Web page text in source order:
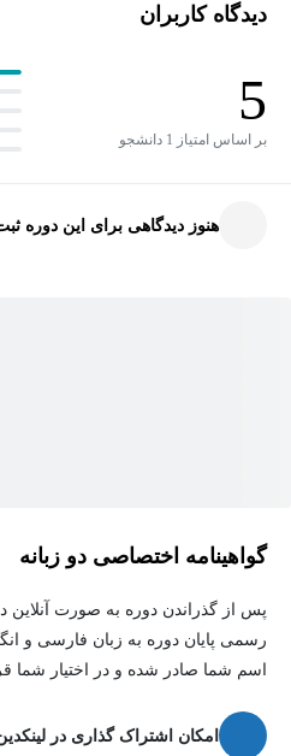
آن می‌تواند نتیجه‌ای بدتر از عدم
علاوه بر این، به منظور اطمینان
خواهید گرفت. پس از اتمام دوره،
دیدگاه کاربران
5
بر اساس امتیاز 1 دانشجو
هنوز دیدگاهی برای این دوره
گواهینامه اختصاصی دو زبانه
پس از گذراندن دوره به صورت
رسمی پایان دوره به زبان فارسی و
اسم شما صادر شده و در اختیار شما
امکان اشتراک گذاری در